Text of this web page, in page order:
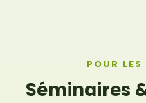
POUR LES
Séminaires